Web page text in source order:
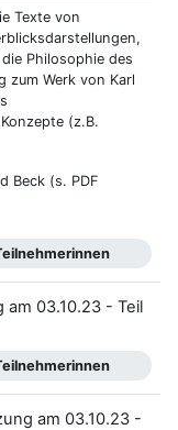
Texte von
Philosophie des
zum Werk von Karl
(z.B.
Beck (s. PDF
03.10.23 - Teil
am 03.10.23 -